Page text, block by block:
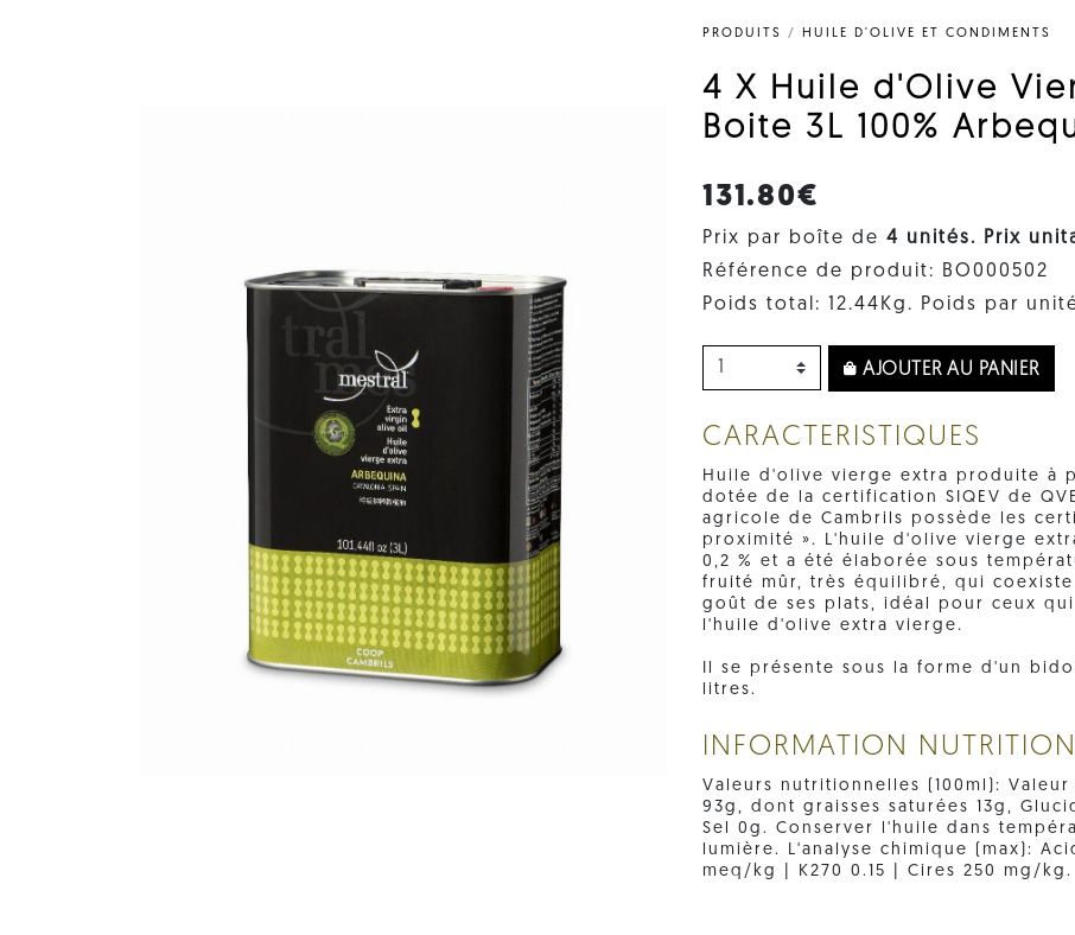
PRODUITS / HUILE D'OLIVE ET CONDIMENTS
4 X Huile d'Olive
Boite 3L 100%
131.80€
Prix par boîte de 4 unités. Prix
Référence de produit: BO000502
Poids total: 12.44Kg. Poids par
AJOUTER AU PANIER
CARACTERISTIQUES
Huile d'olive vierge extra produite à
dotée de la certification SIQEV de
agricole de Cambrils possède les
proximité ». L'huile d'olive vierge
0,2 % et a été élaborée sous
fruité mûr, très équilibré, qui
goût de ses plats, idéal pour ceux
l'huile d'olive extra vierge.
Il se présente sous la forme d'un
litres.
INFORMATION
Valeurs nutritionnelles (100ml):
93g, dont graisses saturées 13g,
Sel 0g. Conserver l'huile dans
lumière. L'analyse chimique (max):
meq/kg | K270 0.15 | Cires 250 mg/kg.